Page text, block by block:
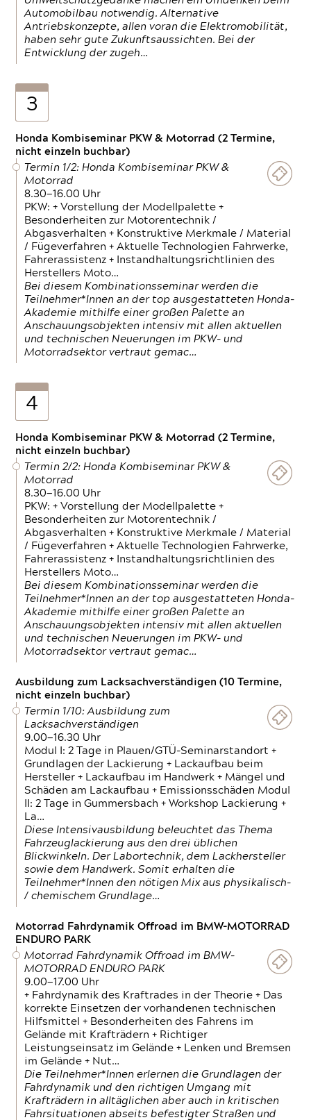
Automobilbau notwendig. Alternative
Antriebskonzepte, allen voran die Elektromobilität,
haben sehr gute Zukunftsaussichten. Bei der
Entwicklung der zugeh…
3
Honda Kombiseminar PKW & Motorrad (2 Termine,
nicht einzeln buchbar)
Termin 1/2: Honda Kombiseminar PKW &
Motorrad
8.30—16.00 Uhr
PKW: + Vorstellung der Modellpalette +
Besonderheiten zur Motorentechnik /
Abgasverhalten + Konstruktive Merkmale / Material
/ Fügeverfahren + Aktuelle Technologien Fahrwerke,
Fahrerassistenz + Instandhaltungsrichtlinien des
Herstellers Moto…
Bei diesem Kombinationsseminar werden die
Teilnehmer*Innen an der top ausgestatteten Honda-
Akademie mithilfe einer großen Palette an
Anschauungsobjekten intensiv mit allen aktuellen
und technischen Neuerungen im PKW- und
Motorradsektor vertraut gemac…
4
Honda Kombiseminar PKW & Motorrad (2 Termine,
nicht einzeln buchbar)
Termin 2/2: Honda Kombiseminar PKW &
Motorrad
8.30—16.00 Uhr
PKW: + Vorstellung der Modellpalette +
Besonderheiten zur Motorentechnik /
Abgasverhalten + Konstruktive Merkmale / Material
/ Fügeverfahren + Aktuelle Technologien Fahrwerke,
Fahrerassistenz + Instandhaltungsrichtlinien des
Herstellers Moto…
Bei diesem Kombinationsseminar werden die
Teilnehmer*Innen an der top ausgestatteten Honda-
Akademie mithilfe einer großen Palette an
Anschauungsobjekten intensiv mit allen aktuellen
und technischen Neuerungen im PKW- und
Motorradsektor vertraut gemac…
Ausbildung zum Lacksachverständigen (10 Termine,
nicht einzeln buchbar)
Termin 1/10: Ausbildung zum
Lacksachverständigen
9.00—16.30 Uhr
Modul I: 2 Tage in Plauen/GTÜ-Seminarstandort +
Grundlagen der Lackierung + Lackaufbau beim
Hersteller + Lackaufbau im Handwerk + Mängel und
Schäden am Lackaufbau + Emissionsschäden Modul
II: 2 Tage in Gummersbach + Workshop Lackierung +
La…
Diese Intensivausbildung beleuchtet das Thema
Fahrzeuglackierung aus den drei üblichen
Blickwinkeln. Der Labortechnik, dem Lackhersteller
sowie dem Handwerk. Somit erhalten die
Teilnehmer*Innen den nötigen Mix aus physikalisch-
/ chemischem Grundlage…
Motorrad Fahrdynamik Offroad im BMW-MOTORRAD
ENDURO PARK
Motorrad Fahrdynamik Offroad im BMW-
MOTORRAD ENDURO PARK
9.00—17.00 Uhr
+ Fahrdynamik des Kraftrades in der Theorie + Das
korrekte Einsetzen der vorhandenen technischen
Hilfsmittel + Besonderheiten des Fahrens im
Gelände mit Krafträdern + Richtiger
Leistungseinsatz im Gelände + Lenken und Bremsen
im Gelände + Nut…
Die Teilnehmer*Innen erlernen die Grundlagen der
Fahrdynamik und den richtigen Umgang mit
Krafträdern in alltäglichen aber auch in kritischen
Fahrsituationen abseits befestigter Straßen und